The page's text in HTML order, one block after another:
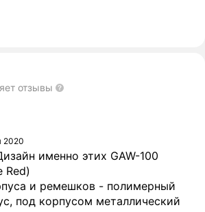
отзывы
2020
именно этих GAW-100
Red)
и ремешков - полимерный
под корпусом металлический